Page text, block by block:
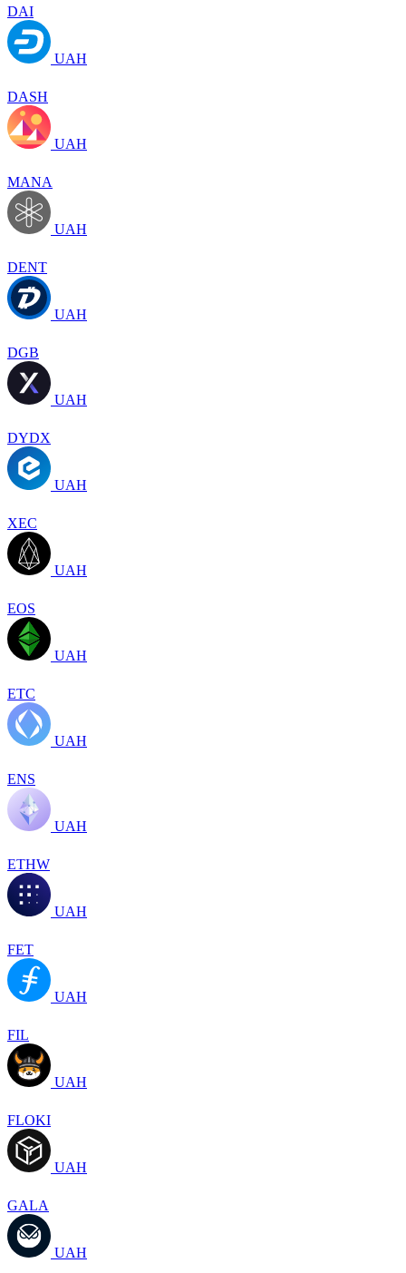
DAI
UAH
DASH
UAH
MANA
UAH
DENT
UAH
DGB
UAH
DYDX
UAH
XEC
UAH
EOS
UAH
ETC
UAH
ENS
UAH
ETHW
UAH
FET
UAH
FIL
UAH
FLOKI
UAH
GALA
UAH